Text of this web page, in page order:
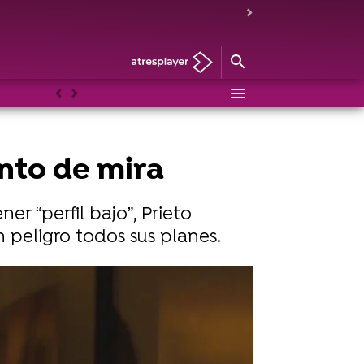
AnteriorSiguiente
de mira
“perfil bajo”, Prieto
todos sus planes.